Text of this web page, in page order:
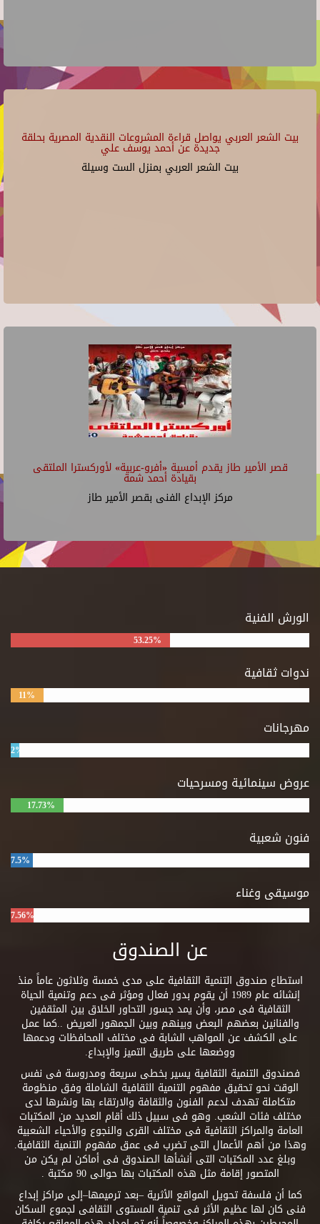
بيت الشعر العربي يواصل قراءة المشروعات النقدية المصرية بحلقة
جديدة عن أحمد يوسف علي
بيت الشعر العربي بمنزل الست وسيلة
قصر الأمير طاز يقدم أمسية «أفرو-عربية» لأوركسترا الملتقى
بقيادة أحمد شمة
مركز الإبداع الفنى بقصر الأمير طاز
الورش الفنية
53.25%
ندوات ثقافية
11%
مهرجانات
2%
عروض سينمائية ومسرحيات
17.73%
فنون شعبية
7.5%
موسيقى وغناء
7.56%
عن الصندوق
استطاع صندوق التنمية الثقافية على مدى خمسة وثلاثون عاماً منذ
إنشائه عام 1989 أن يقوم بدور فعال ومؤثر فى دعم وتنمية الحياة
الثقافية فى مصر، وأن يمد جسور التحاور الخلاق بين المثقفين
والفنانين بعضهم البعض وبينهم وبين الجمهور العريض ..كما عمل
على الكشف عن المواهب الشابة فى مختلف المحافظات ودعمها
ووضعها على طريق التميز والإبداع.
فصندوق التنمية الثقافية يسير بخطى سريعة ومدروسة فى نفس
الوقت نحو تحقيق مفهوم التنمية الثقافية الشاملة وفق منظومة
متكاملة تهدف لدعم الفنون والثقافة والارتقاء بها ونشرها لدى
مختلف فئات الشعب. وهو فى سبيل ذلك أقام العديد من المكتبات
العامة والمراكز الثقافية فى مختلف القرى والنجوع والأحياء الشعبية
وهذا من أهم الأعمال التى تضرب فى عمق مفهوم التنمية الثقافية.
وبلغ عدد المكتبات التى أنشأها الصندوق فى أماكن لم يكن من
المتصور إقامة مثل هذه المكتبات بها حوالى 90 مكتبة .
كما أن فلسفة تحويل المواقع الأثرية –بعد ترميمها–إلى مراكز إبداع
فنى كان لها عظيم الأثر فى تنمية المستوى الثقافى لجموع السكان